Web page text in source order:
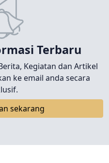
Terbaru
Kegiatan dan Artikel
ke email anda secara
sekarang